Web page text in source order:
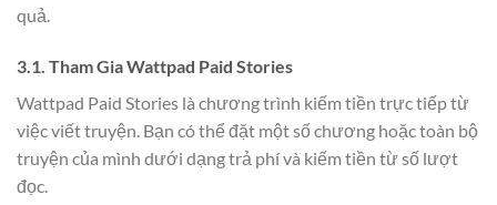
quả.
3.1. Tham Gia Wattpad Paid Stories
Wattpad Paid Stories là chương trình kiếm tiền trực tiếp từ
việc viết truyện. Bạn có thể đặt một số chương hoặc toàn bộ
truyện của mình dưới dạng trả phí và kiếm tiền từ số lượt
đọc.